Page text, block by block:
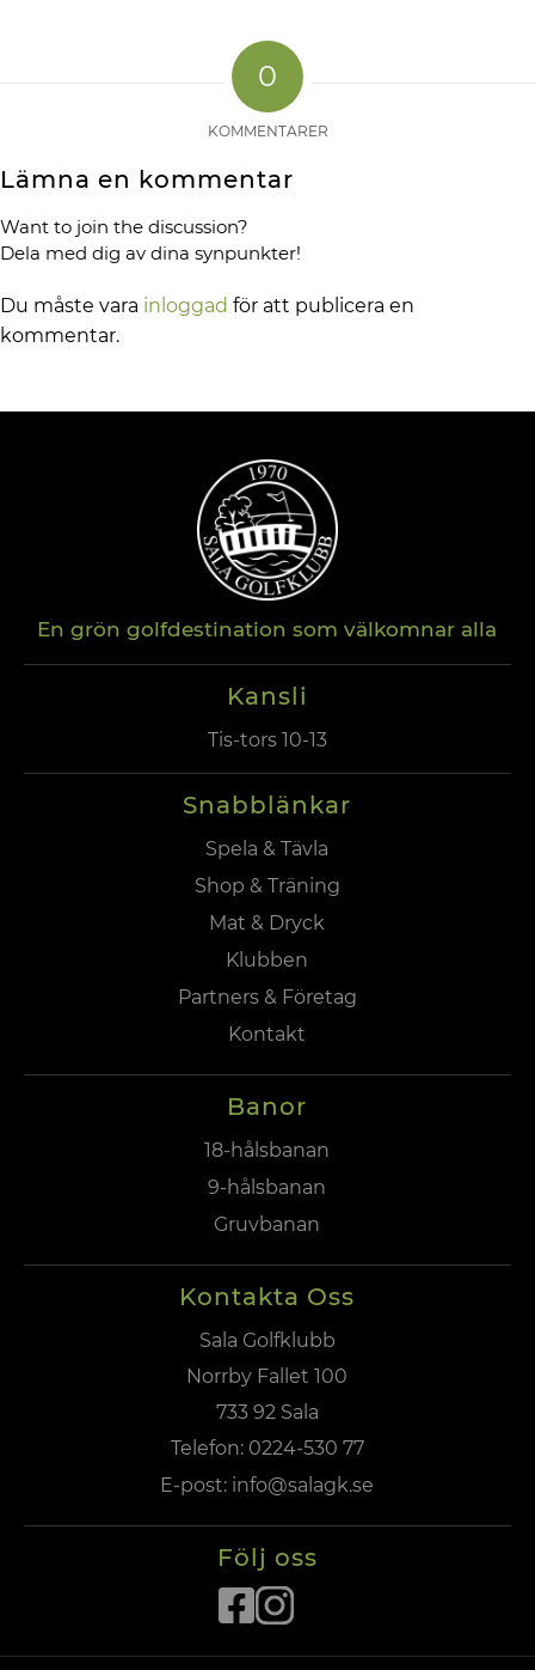
0
KOMMENTARER
Lämna en kommentar
Want to join the discussion?
Dela med dig av dina synpunkter!
Du måste vara inloggad för att publicera en
kommentar.
En grön golfdestination som välkomnar alla
Kansli
Tis-tors 10-13
Snabblänkar
Spela & Tävla
Shop & Träning
Mat & Dryck
Klubben
Partners & Företag
Kontakt
Banor
18-hålsbanan
9-hålsbanan
Gruvbanan
Kontakta Oss
Sala Golfklubb
Norrby Fallet 100
733 92 Sala
Telefon: 0224-530 77
E-post: info@salagk.se
Följ oss